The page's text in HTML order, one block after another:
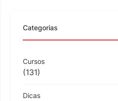
Categorias
Cursos
(131)
Dicas